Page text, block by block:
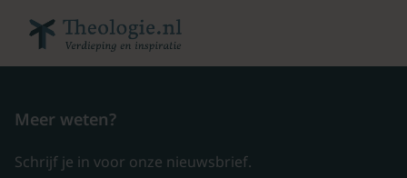
Meer weten?
Schrijf je in voor onze nieuwsbrief.